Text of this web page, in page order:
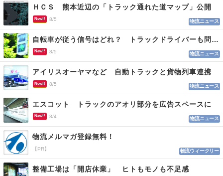
ＨＣＳ 熊本近辺の「トラック通れた道マップ」公開
New!! 8/5 物流ニュース
自転車が従う信号はどれ？ トラックドライバーも問われる認識
New!! 8/5 物流ニュース
アイリスオーヤマなど 自動トラックと貨物列車連携
New!! 8/5 物流ニュース
エスコット トラックのアオリ部分を広告スペースに
New!! 8/4 物流ニュース
物流メルマガ登録無料！
【PR】 物流ウィークリー
整備工場は「開店休業」 ヒトもモノも不足感